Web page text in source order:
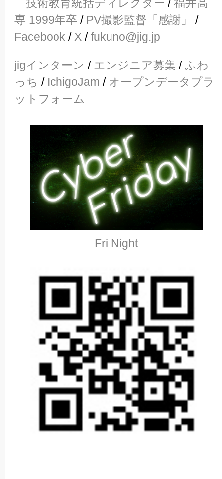
技術教育統括ディレクター / 福井高
専 1999年卒 / PV撮影監督「感謝」
/
Facebook / X /fukuno@jig.jp
jigインターン / エンジニア募集 /ふわ
っち / IchigoJam / オープンデータプラ
ットフォーム
Fri Night